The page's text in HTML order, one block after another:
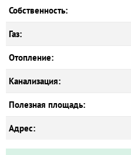
Собственность:
Газ:
Отопление:
Канализация:
Полезная площадь:
Адрес: